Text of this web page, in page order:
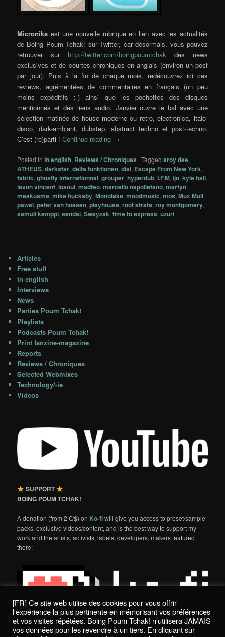
Microniks est une nouvelle rubrique en lien avec les actualités
de Boing Poum Tchak! sur Twitter, car désormais, vous pouvez
retrouver sur http://twitter.com/boingpoumtchak des news
exclusives et de courtes chroniques en anglais (environ un post
par jour). Puis à la fin de chaque mois, redécouvrez ici ces
reviews, agrémentées de commentaires en français (un peu
moins expéditifs :-) ainsi que les pochettes des disques
mentionnés et des liens audio. Janvier ouvre le bal avec une
sélection matinée de house moderne ou retro, electronica, italo-
disco, dark-ambiant, dubstep, abstract techno et post-techno.
C’est (re)parti !Continue reading →
Posted in In english, Reviews / Chroniques |Tagged aroy dee,
ATHEUS,darkstar,delta funktionen,dial, Escape From New York,
fabric,ghostly internationnal,grouper,hyperdub,I.F.M,ijo,kyle hall,
levon vincent,losoul,madteo,marcello napolletano,martyn,
meakusma,mike huckaby,Monolake,moodmusic,mos,Mux Mull,
pawel,peter van hoesen,playhouse,root strata,roy montgomery,
samuli kemppi,sendai,Swayzak,time to express,uzuri
Articles
Free stuff
In english
Interviews
News
Parties Poum Tchak!
Playlists
Podcasts Poum Tchak!
Print fanzine-magazine
Reports
Reviews / Chroniques
Selected Webmixes
Technology/-ie
Videos
SUPPORT
BOING POUM TCHAK!
A donation (from 2 €/$) on Ko-fiwill give you access to preset/sample
packs, exclusive videos/content, and is the best way to support my
work and the artists, activists, labels, developers, makers featured
there:
[FR] Ce site web utilise des cookies pour vous offrir
l'expérience la plus pertinente en mémorisant vos préférences
et vos visites répétées. Boing Poum Tchak! n'utilisera JAMAIS
vos données pour les revendre à un tiers. En cliquant sur